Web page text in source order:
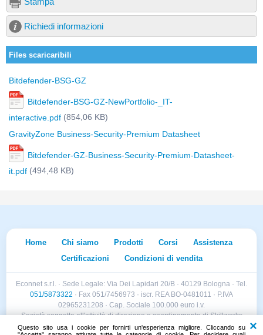
Questo sito usa i cookie per fornirti un'esperienza migliore. Cliccando su
Richiedi informazioni
Files scaricaribili
Bitdefender-BSG-GZ
Bitdefender-BSG-GZ-NewPortfolio-_IT-
interactive.pdf (854,06 KB)
GravityZone Business-Security-Premium Datasheet
Bitdefender-GZ-Business-Security-Premium-Datasheet-
it.pdf (494,48 KB)
Home Chi siamo Prodotti Corsi
Assistenza
Certificazioni
Condizioni di vendita
Econnet s.r.l. · Sede Legale: Via Dei Lapidari 20/B · 40129 Bologna · Tel.
051/5873322 · Fax 051/7456973 · iscr. REA BO-0481011 · P.IVA
02965231208 · Cap. Sociale 100.000 euro i.v.
Società soggetta all'attività di direzione e coordinamento di Skillworks
Holding s.r.l. · Sede Legale: Via Vittorio Emanuele II 28 · Roncadelle (BS)